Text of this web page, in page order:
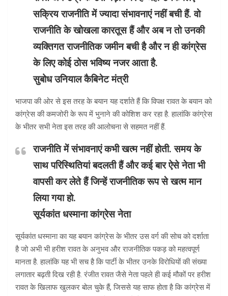
सक्रिय राजनीति में ज्यादा संभावनाएं नहीं बची हैं. वो
राजनीति के खोखला कारतूस हैं और अब न तो उनकी
व्यक्तिगत राजनीतिक जमीन बची है और न ही कांग्रेस
के लिए कोई ठोस भविष्य नजर आता है.
सुबोध उनियाल कैबिनेट मंत्री
भाजपा की ओर से इस तरह के बयान यह दर्शाते हैं कि विपक्ष रावत के बयान को
कांग्रेस की कमजोरी के रूप में भुनाने की कोशिश कर रहा है. हालांकि कांग्रेस
के भीतर सभी नेता इस तरह की आलोचना से सहमत नहीं हैं.
राजनीति में संभावनाएं कभी खत्म नहीं होती. समय के
साथ परिस्थितियां बदलती हैं और कई बार ऐसे नेता भी
वापसी कर लेते हैं जिन्हें राजनीतिक रूप से खत्म मान
लिया गया हो.
सूर्यकांत धस्माना कांग्रेस नेता
सूर्यकांत धस्माना का यह बयान कांग्रेस के भीतर उस वर्ग की सोच को दर्शाता
है जो अभी भी हरीश रावत के अनुभव और राजनीतिक पकड़ को महत्वपूर्ण
मानता है. हालांकि यह भी सच है कि पार्टी के भीतर उनके विरोधियों की संख्या
लगातार बढ़ती दिख रही है. रंजीत रावत जैसे नेता पहले ही कई मौकों पर हरीश
रावत के खिलाफ खुलकर बोल चुके हैं, जिससे यह साफ होता है कि कांग्रेस में